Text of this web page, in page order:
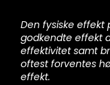
Den fysiske effekt
godkendte effekt
effektivitet samt
oftest forventes
effekt.